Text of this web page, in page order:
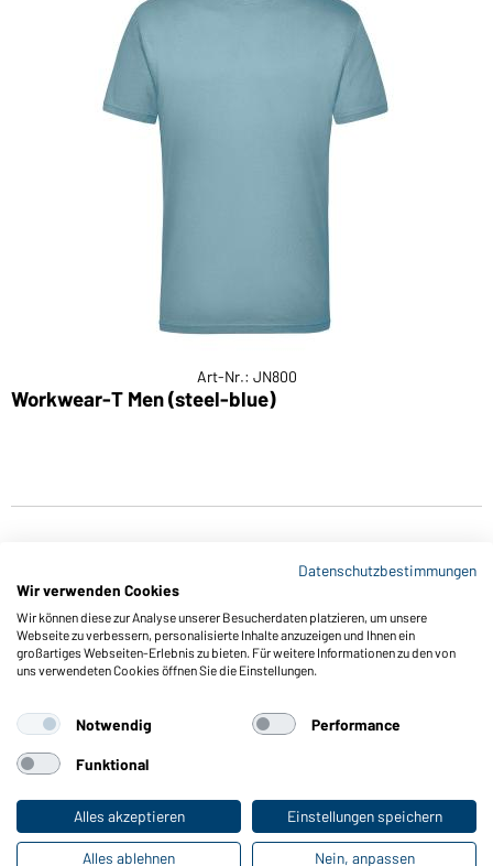
Art-Nr.: JN800
Workwear-T Men (steel-blue)
Funktionen & Pflege
Pflegehinweise
Farben
Online-Kataloge
Datenschutzbestimmungen
Wir verwenden Cookies
Wir können diese zur Analyse unserer Besucherdaten platzieren, um unsere
Webseite zu verbessern, personalisierte Inhalte anzuzeigen und Ihnen ein
großartiges Webseiten-Erlebnis zu bieten. Für weitere Informationen zu den von
uns verwendeten Cookies öffnen Sie die Einstellungen.
Notwendig Performance
Funktional
Alles akzeptieren Einstellungen speichern
Alles ablehnen Nein, anpassen